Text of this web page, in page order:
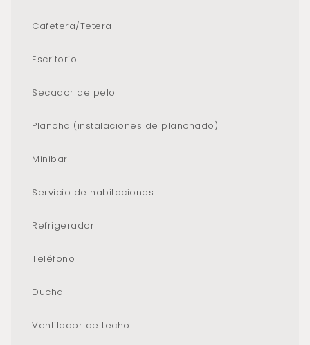
Cafetera/Tetera
Escritorio
Secador de pelo
Plancha (instalaciones de planchado)
Minibar
Servicio de habitaciones
Refrigerador
Teléfono
Ducha
Ventilador de techo